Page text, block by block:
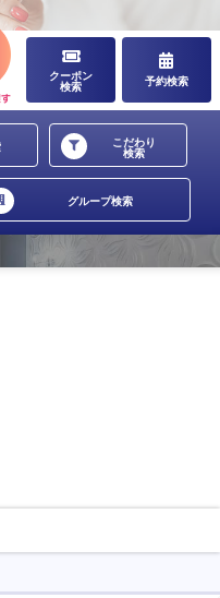
クーポン
検索
予約検索
こだわり
検索
グループ検索